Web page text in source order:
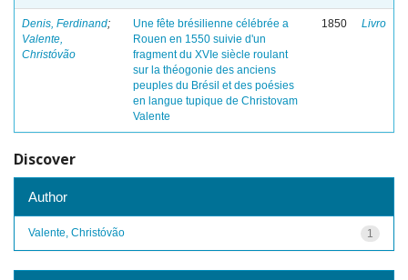
Denis, Ferdinand;
Valente,
Christóvão
Une fête brésilienne célébrée a
Rouen en 1550 suivie d'un
fragment du XVIe siècle roulant
sur la théogonie des anciens
peuples du Brésil et des poésies
en langue tupique de Christovam
Valente
1850 Livro
Discover
Author
1
Valente, Christóvão